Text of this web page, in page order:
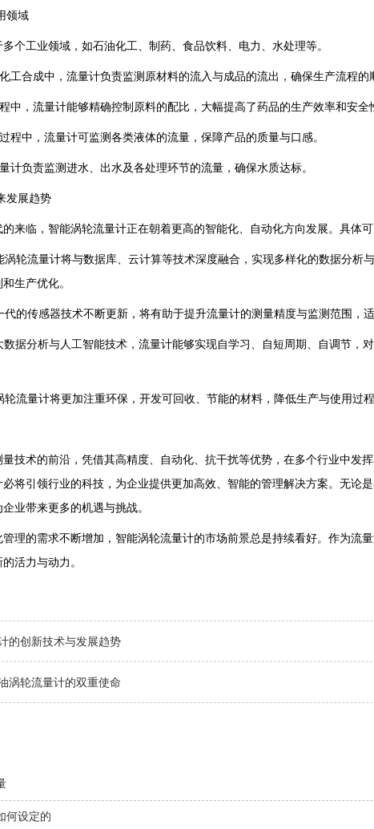
领域
个工业领域，如石油化工、制药、食品饮料、电力、水处理等。
工合成中，流量计负责监测原材料的流入与成品的流出，确保生产流程的
中，流量计能够精确控制原料的配比，大幅提高了药品的生产效率和安全
程中，流量计可监测各类液体的流量，保障产品的质量与口感。
计负责监测进水、出水及各处理环节的流量，确保水质达标。
发展趋势
来临，智能涡轮流量计正在朝着更高的智能化、自动化方向发展。具体
轮流量计将与数据库、云计算等技术深度融合，实现多样化的数据分析
生产优化。
的传感器技术不断更新，将有助于提升流量计的测量精度与监测范围，适
据分析与人工智能技术，流量计能够实现自学习、自短周期、自调节，
流量计将更加注重环保，开发可回收、节能的材料，降低生产与使用过程
技术的前沿，凭借其高精度、自动化、抗干扰等优势，在多个行业中发
将引领行业的科技，为企业提供更加高效、智能的管理解决方案。无论
业带来更多的机遇与挑战。
理的需求不断增加，智能涡轮流量计的市场前景总是持续看好。作为流
活力与动力。
的创新技术与发展趋势
涡轮流量计的双重使命
何设定的